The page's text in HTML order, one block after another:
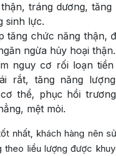
tráng dương, tăng
sinh lực.
tăng chức năng thận,
ngừa hủy hoại thận.
nguy cơ rối loạn tiền
rắt, tăng năng
thể, phục hồi
mệt mỏi.
nhất, khách hàng nên
theo liều lượng được